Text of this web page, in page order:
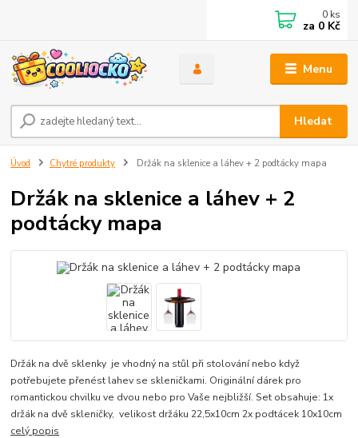
Menu
Hledat
0 ks
za 0 Kč
Úvod Chytré produkty Držák na sklenice a láhev + 2 podtácky mapa
Držák na sklenice a láhev + 2
podtácky mapa
Držák na dvě sklenky je vhodný na stůl při stolování nebo když
potřebujete přenést lahev se skleničkami. Originální dárek pro
romantickou chvilku ve dvou nebo pro Vaše nejbližší. Set obsahuje: 1x
držák na dvě skleničky, velikost držáku 22,5x10cm 2x podtácek 10x10cm
celý popis